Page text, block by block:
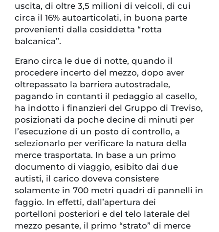
uscita, di oltre 3,5 milioni di veicoli, di cui
circa il 16% autoarticolati, in buona parte
provenienti dalla cosiddetta “rotta
balcanica”.
Erano circa le due di notte, quando il
procedere incerto del mezzo, dopo aver
oltrepassato la barriera autostradale,
pagando in contanti il pedaggio al casello,
ha indotto i finanzieri del Gruppo di Treviso,
posizionati da poche decine di minuti per
l’esecuzione di un posto di controllo, a
selezionarlo per verificare la natura della
merce trasportata. In base a un primo
documento di viaggio, esibito dai due
autisti, il carico doveva consistere
solamente in 700 metri quadri di pannelli in
faggio. In effetti, dall’apertura dei
portelloni posteriori e del telo laterale del
mezzo pesante, il primo “strato” di merce